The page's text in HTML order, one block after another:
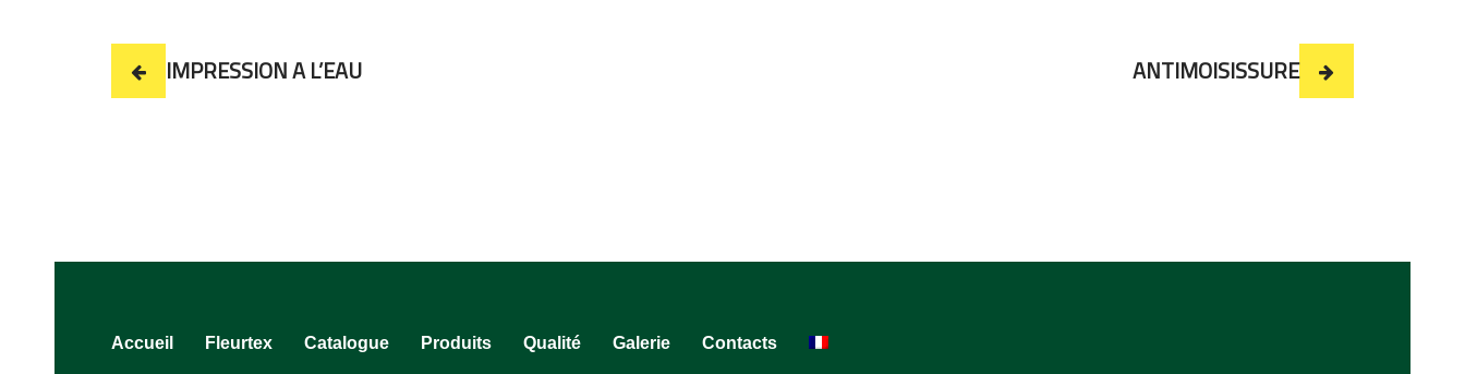
IMPRESSION A L’EAU ANTIMOISISSURE
Accueil Fleurtex Catalogue Produits Qualité Galerie Contacts